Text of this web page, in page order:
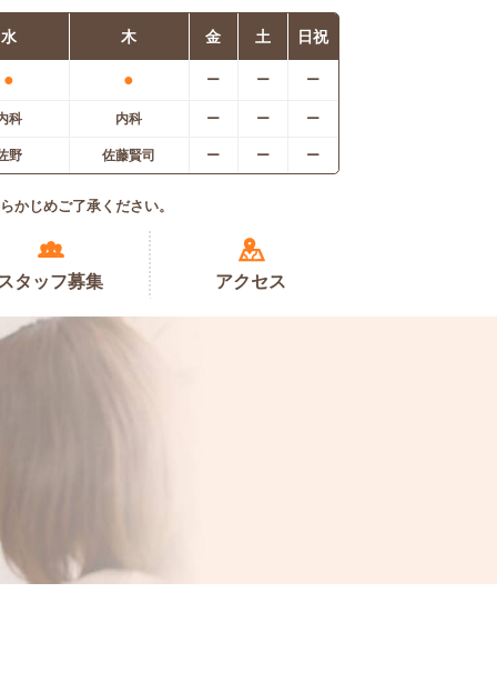
かじめご了承ください。
水 木 金 土 日祝
● ● ー ー ー
科 内科 ー ー ー
野 佐藤賢司 ー ー ー
スタッフ募集 アクセス